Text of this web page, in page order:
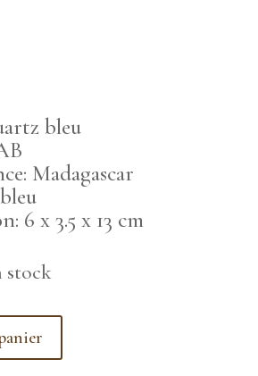
bleu
Madagascar
6 x 3.5 x 13 cm
stock